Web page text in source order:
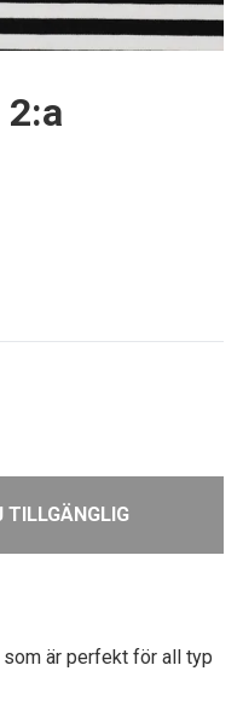
TILLGÄNGLIG
är perfekt för all typ